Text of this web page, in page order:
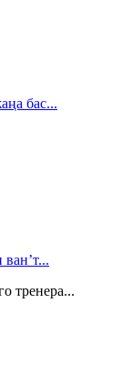
бас...
тренера...